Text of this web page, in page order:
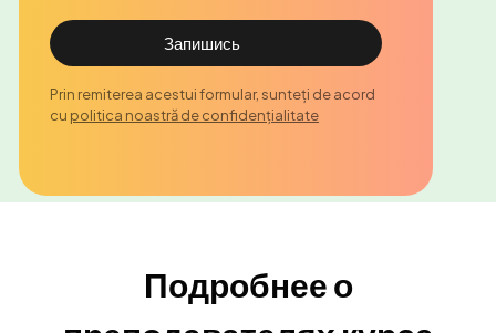
Запишись
Prin remiterea acestui formular, sunteți de acord
cu politica noastră de confidențialitate
Подробнее о